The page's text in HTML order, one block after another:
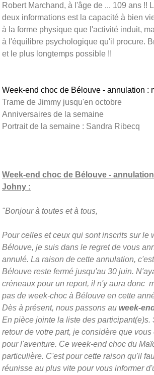
Robert Marchand, à l'âge de ... 109 ans !!
deux informations est la capacité à bien
à la forme physique que l'activité induit,
à l'équilibre psychologique qu'il procure.
et le plus longtemps possible !!
Week-end choc de Bélouve - annulation :
Trame de Jimmy jusqu'en octobre
Anniversaires de la semaine
Portrait de la semaine : Sandra Ribecq
Week-end choc de Bélouve -
Johny :
"Bonjour à toutes et à tous,
Pour celles et ceux qui sont inscrits sur le
Bélouve, je suis dans le regret de vous
annulé. La raison de cette annulation,
Bélouve reste fermé jusqu'au 30 juin.
créneaux pour un report, il n'y aura donc
pas de week-choc à Bélouve en cette
Dès à présent, nous passons au week-
En pièce jointe la liste des participant(e)s.
retour de votre part, je considère que vous
pour l'aventure. Ce week-end choc du
particulière. C'est pour cette raison qu'il
réunisse au plus vite pour vous informer